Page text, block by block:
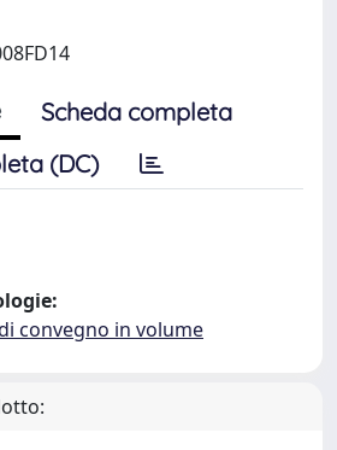
Scheda completa
(DC)
convegno in volume